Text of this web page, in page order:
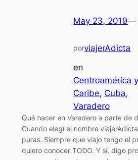
May 23, 2019—
porviajerAdicta
en
Centroamérica y
Caribe, Cuba
Varadero
Qué hacer en Varadero a parte de
Cuando elegí el nombre
puras. Siempre que viajo tengo el
quiero conocer TODO. Y sí, digo